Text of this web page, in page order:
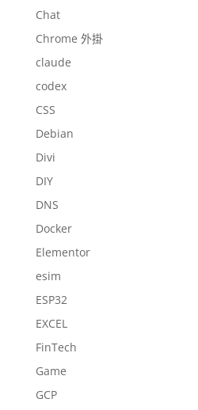
Chat
Chrome 外掛
claude
codex
CSS
Debian
Divi
DIY
DNS
Docker
Elementor
esim
ESP32
EXCEL
FinTech
Game
GCP